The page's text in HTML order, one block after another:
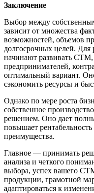
Заключение
Выбор между
зависит от множества
возможностей, объемов
долгосрочных целей. Для
начинают развивать
предпринимателей,
оптимальный вариант.
сэкономить ресурсы и
Однако по мере роста
собственное
решением. Оно дает
повышает
преимущества.
Главное — принимать
анализа и четкого
выбора, успех вашего СТМ
продукции, грамотной
адаптироваться к